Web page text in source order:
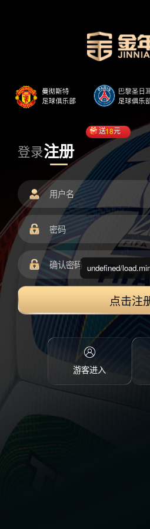
登录注册
送18元
点击注
游客进入
undefined/